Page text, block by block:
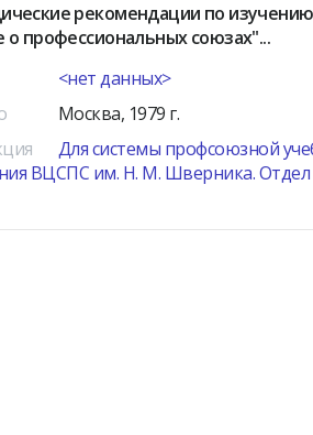
рекомендации по
о профессиональных союзах"...
<нет данных>
Москва, 1979 г.
Для системы профсоюзной
ВЦСПС им. Н. М. Шверника.